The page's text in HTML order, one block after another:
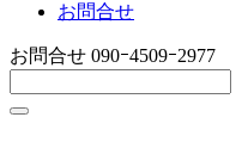
お問合せ
お問合せ 090ｰ4509ｰ2977